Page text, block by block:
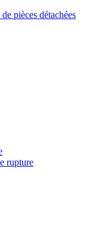
pièces détachées
rupture